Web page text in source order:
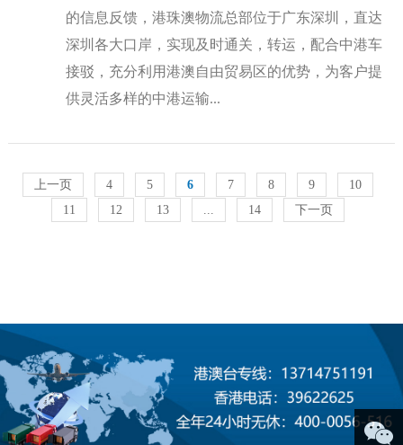
的信息反馈，港珠澳物流总部位于广东深圳，直达
深圳各大口岸，实现及时通关，转运，配合中港车
接驳，充分利用港澳自由贸易区的优势，为客户提
供灵活多样的中港运输...
上一页 4 5 6 7 8 9
10
11
12 13 ... 14 下一页